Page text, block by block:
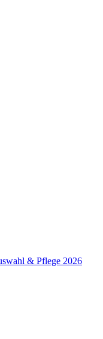
& Pflege 2026